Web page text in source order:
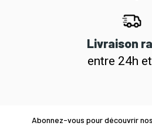
Livraison
entre 24h
Abonnez-vous pour découvrir